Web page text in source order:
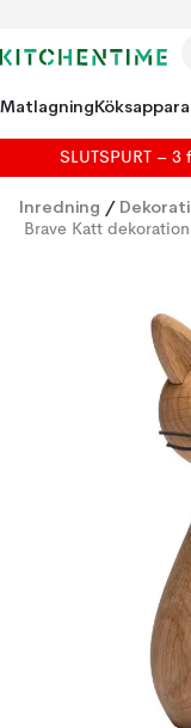
Matlagning
SLUTSPURT –
Inredning /
Brave Katt